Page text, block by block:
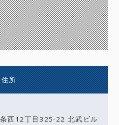
住所
西12丁目325-22 北武ビル